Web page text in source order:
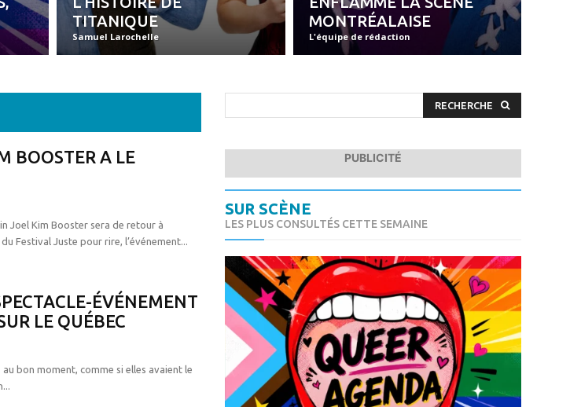
TITANIQUE
Samuel Larochelle
MONTRÉALAISE
L'équipe de rédaction
BOOSTER A LE
Joel Kim Booster sera de retour à
Festival Juste pour rire, l’événement...
ÉVÉNEMENT
LE QUÉBEC
bon moment, comme si elles avaient le
RECHERCHE
PUBLICITÉ
SUR SCÈNE
LES PLUS CONSULTÉS CETTE SEMAINE